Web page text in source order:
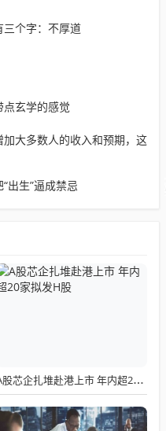
个字：不厚道
玄学的感觉
大多数人的收入和预期，这
出生”逼成禁忌
A股芯企扎堆赴港上市 年内超20家拟发H股